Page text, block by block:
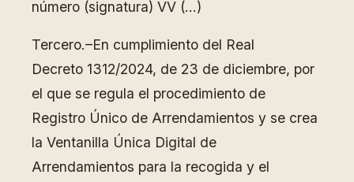
número (signatura) VV (…)
Tercero.–En cumplimiento del Real
Decreto 1312/2024, de 23 de diciembre, por
el que se regula el procedimiento de
Registro Único de Arrendamientos y se crea
la Ventanilla Única Digital de
Arrendamientos para la recogida y el